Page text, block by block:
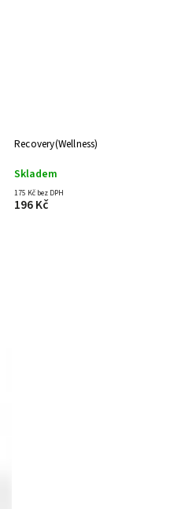
Recovery(Wellness)
Skladem
175 Kč bez DPH
196 Kč